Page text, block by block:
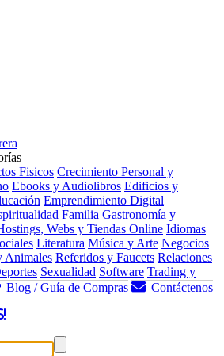
Fisicos Crecimiento Personal y
Ebooks y Audiolibros Edificios y
Emprendimiento Digital
Familia Gastronomía y
Webs y Tiendas Online Idiomas
Literatura Música y Arte Negocios
Animales Referidos y Faucets Relaciones
Sexualidad Software Trading y
Blog / Guía de Compras Contáctenos